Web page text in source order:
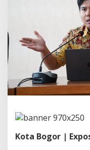
Kota Bogor |